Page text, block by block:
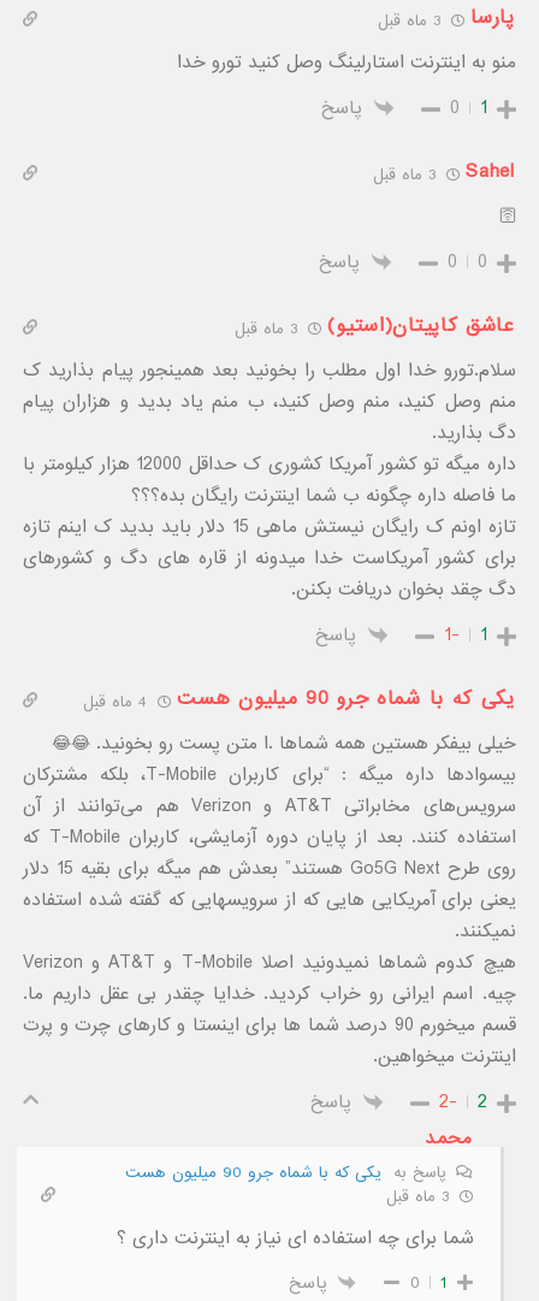
پارسا
منو به اینترنت استارلینگ وصل کنید تورو خدا
1
0 پاسخ
Sahel
🛜
0
0 پاسخ
عاشق کاپیتان(استیو) 3 ماه قبل
سلام.تورو خدا اول مطلب را بخونید بعد همینجور پیام بذارید ک
منم وصل کنید، منم وصل کنید، ب منم یاد بدید و هزاران پیام
دگ بذارید.
داره میگه تو کشور آمریکا کشوری ک حداقل 12000 هزار کیلومتر با
ما فاصله داره چگونه ب شما اینترنت رایگان بده؟؟؟
تازه اونم ک رایگان نیستش ماهی 15 دلار باید بدید ک اینم تازه
برای کشور آمریکاست خدا میدونه از قاره های دگ و کشورهای
دگ چقد بخوان دریافت بکنن.
1
-1 پاسخ
یکی که با شماه جرو 90 میلیون هست
خیلی بیفکر هستین همه شماها .ا متن پست رو بخونید. 😂😂
بیسوادها داره میگه : “برای کاربران T-Mobile، بلکه مشترکان
سرویس‌های مخابراتی AT&T و Verizon هم می‌توانند از آن
استفاده کنند. بعد از پایان دوره آزمایشی، کاربران T-Mobile که
روی طرح Go5G Next هستند” بعدش هم میگه برای بقیه 15 دلار
یعنی برای آمریکایی هایی که از سرویسهایی که گفته شده استفاده
نمیکنند.
هیچ کدوم شماها نمیدونید اصلا T-Mobile و AT&T و Verizon
چیه. اسم ایرانی رو خراب کردید. خدایا چقدر بی عقل داریم ما.
قسم میخورم 90 درصد شما ها برای اینستا و کارهای چرت و پرت
اینترنت میخواهین.
2
-2
پاسخ
محمد
پاسخ به یکی که با شماه جرو 90 میلیون هست
3 ماه قبل
شما برای چه استفاده ای نیاز به اینترنت داری ؟
1
0 پاسخ